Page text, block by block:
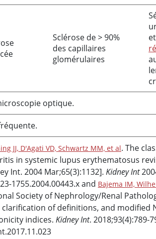
Sclérose de>90%
des capillaires
glomérulaires
optique.
JJ, D'Agati VD, Schwartz MM, et al. The
in systemic lupus erythematosus
Int. 2004 Mar;65(3):1132]. Kidney Int
1755.2004.00443.x and Bajema IM,
Society of Nephrology/Renal
of definitions, and modified
indices. Kidney Int. 2018;93(4):789-